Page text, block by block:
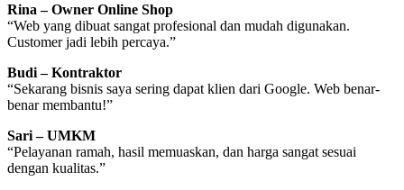
Rina – Owner Online Shop
“Web yang dibuat sangat profesional dan mudah digunakan.
Customer jadi lebih percaya.”
Budi – Kontraktor
“Sekarang bisnis saya sering dapat klien dari Google. Web benar-
benar membantu!”
Sari – UMKM
“Pelayanan ramah, hasil memuaskan, dan harga sangat sesuai
dengan kualitas.”